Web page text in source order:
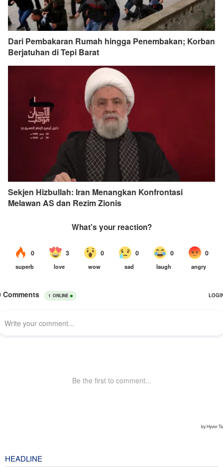
Dari Pembakaran Rumah hingga Penembakan; Korban
Berjatuhan di Tepi Barat
Sekjen Hizbullah: Iran Menangkan Konfrontasi
Melawan AS dan Rezim Zionis
HEADLINE